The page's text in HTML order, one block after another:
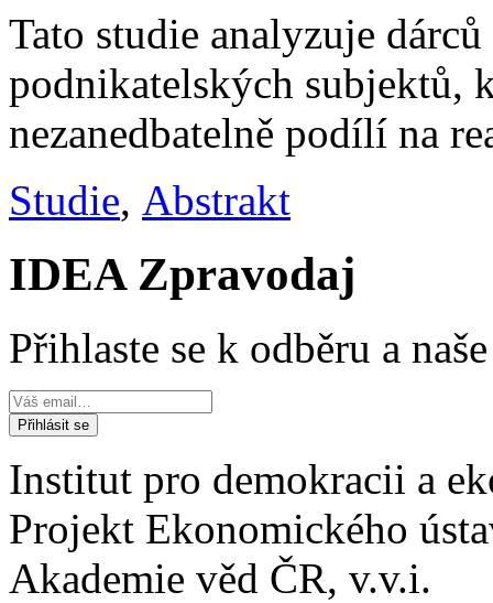
Tato studie analyzuje
podnikatelských subjektů,
nezanedbatelně podílí na
Studie, Abstrakt
IDEA Zpravodaj
Přihlaste se k odběru a
Institut pro demokracii a
Projekt Ekonomického
Akademie věd ČR, v.v.i.